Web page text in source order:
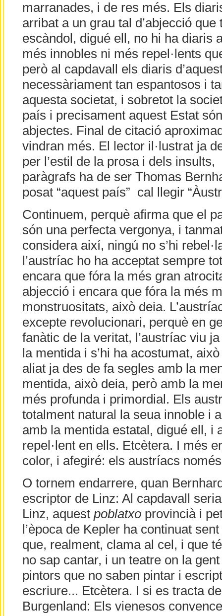
marranades, i de res més. Els
arribat a un grau tal d’abjecció
escàndol, digué ell, no hi ha diaris
més innobles ni més repel·lents
però al capdavall els diaris
necessàriament tan espantosos i
aquesta societat, i sobretot la
país i precisament aquest Estat
abjectes. Final de citació
vindran més. El lector il·lustrat ja
per l’estil de la prosa i dels insults,
paràgrafs ha de ser Thomas
posat “aquest país” cal llegir
Continuem, perquè afirma que el
són una perfecta vergonya, i
considera així, ningú no s’hi
l’austríac ho ha acceptat sempre
encara que fóra la més gran
abjecció i encara que fóra la més
monstruositats, això deia.
excepte revolucionari, perquè en
fanàtic de la veritat, l’austríac viu
la mentida i s’hi ha acostumat,
aliat ja des de fa segles amb la
mentida, això deia, però amb la
més profunda i primordial. Els
totalment natural la seua innoble i
amb la mentida estatal, digué ell, i
repel·lent en ells. Etcètera. I més
color, i afegiré: els austríacs
O tornem endarrere, quan
escriptor de Linz: Al capdavall
Linz, aquest poblatxoprovincià i
l’època de Kepler ha continuat
que, realment, clama al cel, i que
no sap cantar, i un teatre on la
pintors que no saben pintar i
escriure... Etcètera. I si es tracta
Burgenland: Els vienesos